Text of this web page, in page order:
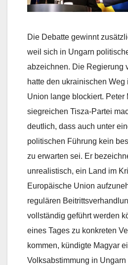
Die Debatte gewinnt
weil sich in Ungarn
abzeichnen. Die Regierung
hatte den ukrainischen
Union lange blockiert. Peter
siegreichen Tisza-Partei
deutlich, dass auch unter
politischen Führung kein
zu erwarten sei. Er
unrealistisch, ein Land im
Europäische Union
regulären
vollständig geführt werden
eines Tages zu konkreten
kommen, kündigte Magyar
Volksabstimmung in Ungarn